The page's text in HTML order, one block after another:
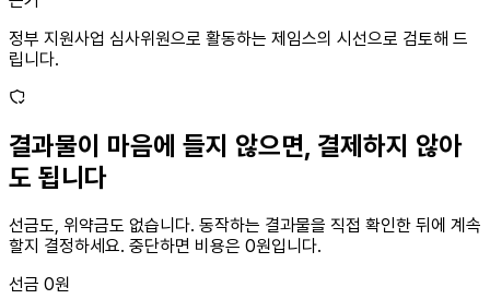
정부 지원사업 심사위원으로 활동하는 제임스의 시선으로 검토해 드
립니다.
결과물이 마음에 들지 않으면, 결제하지 않아
도 됩니다
선금도, 위약금도 없습니다. 동작하는 결과물을 직접 확인한 뒤에 계속
할지 결정하세요. 중단하면 비용은 0원입니다.
선금 0원